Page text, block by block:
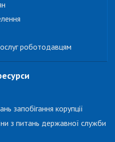
роботодавцям
запобігання корупції
з питань державної служби